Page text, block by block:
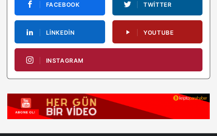
FACEBOOK TWITTER
LINKEDIN YOUTUBE
INSTAGRAM